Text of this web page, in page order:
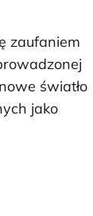
zaufaniem
światło
jako